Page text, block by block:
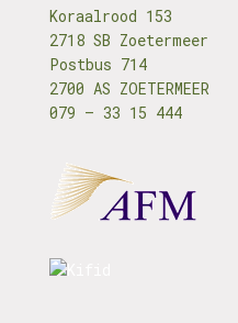
Koraalrood 153
2718 SB Zoetermeer
Postbus 714
2700 AS ZOETERMEER
079 – 33 15 444